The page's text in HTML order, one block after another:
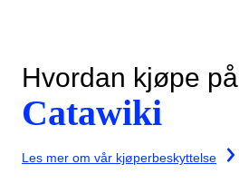
Hvordan kjøpe på
Catawiki
Les mer om vår kjøperbeskyttelse